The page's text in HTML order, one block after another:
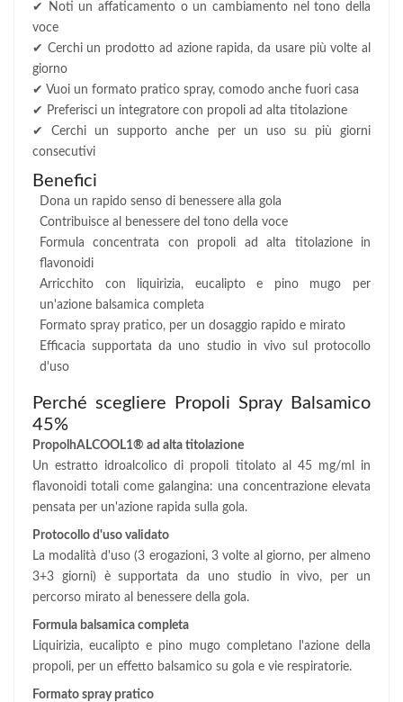
✔ Noti un affaticamento o un cambiamento nel tono della
voce
✔ Cerchi un prodotto ad azione rapida, da usare più volte al
giorno
✔ Vuoi un formato pratico spray, comodo anche fuori casa
✔ Preferisci un integratore con propoli ad alta titolazione
✔ Cerchi un supporto anche per un uso su più giorni
consecutivi
Benefici
Dona un rapido senso di benessere alla gola
Contribuisce al benessere del tono della voce
Formula concentrata con propoli ad alta titolazione in
flavonoidi
Arricchito con liquirizia, eucalipto e pino mugo per
un'azione balsamica completa
Formato spray pratico, per un dosaggio rapido e mirato
Efficacia supportata da uno studio in vivo sul protocollo
d'uso
Perché scegliere Propoli Spray Balsamico
45%
PropolhALCOOL1® ad alta titolazione
Un estratto idroalcolico di propoli titolato al 45 mg/ml in
flavonoidi totali come galangina: una concentrazione elevata
pensata per un'azione rapida sulla gola.
Protocollo d'uso validato
La modalità d'uso (3 erogazioni, 3 volte al giorno, per almeno
3+3 giorni) è supportata da uno studio in vivo, per un
percorso mirato al benessere della gola.
Formula balsamica completa
Liquirizia, eucalipto e pino mugo completano l'azione della
propoli, per un effetto balsamico su gola e vie respiratorie.
Formato spray pratico